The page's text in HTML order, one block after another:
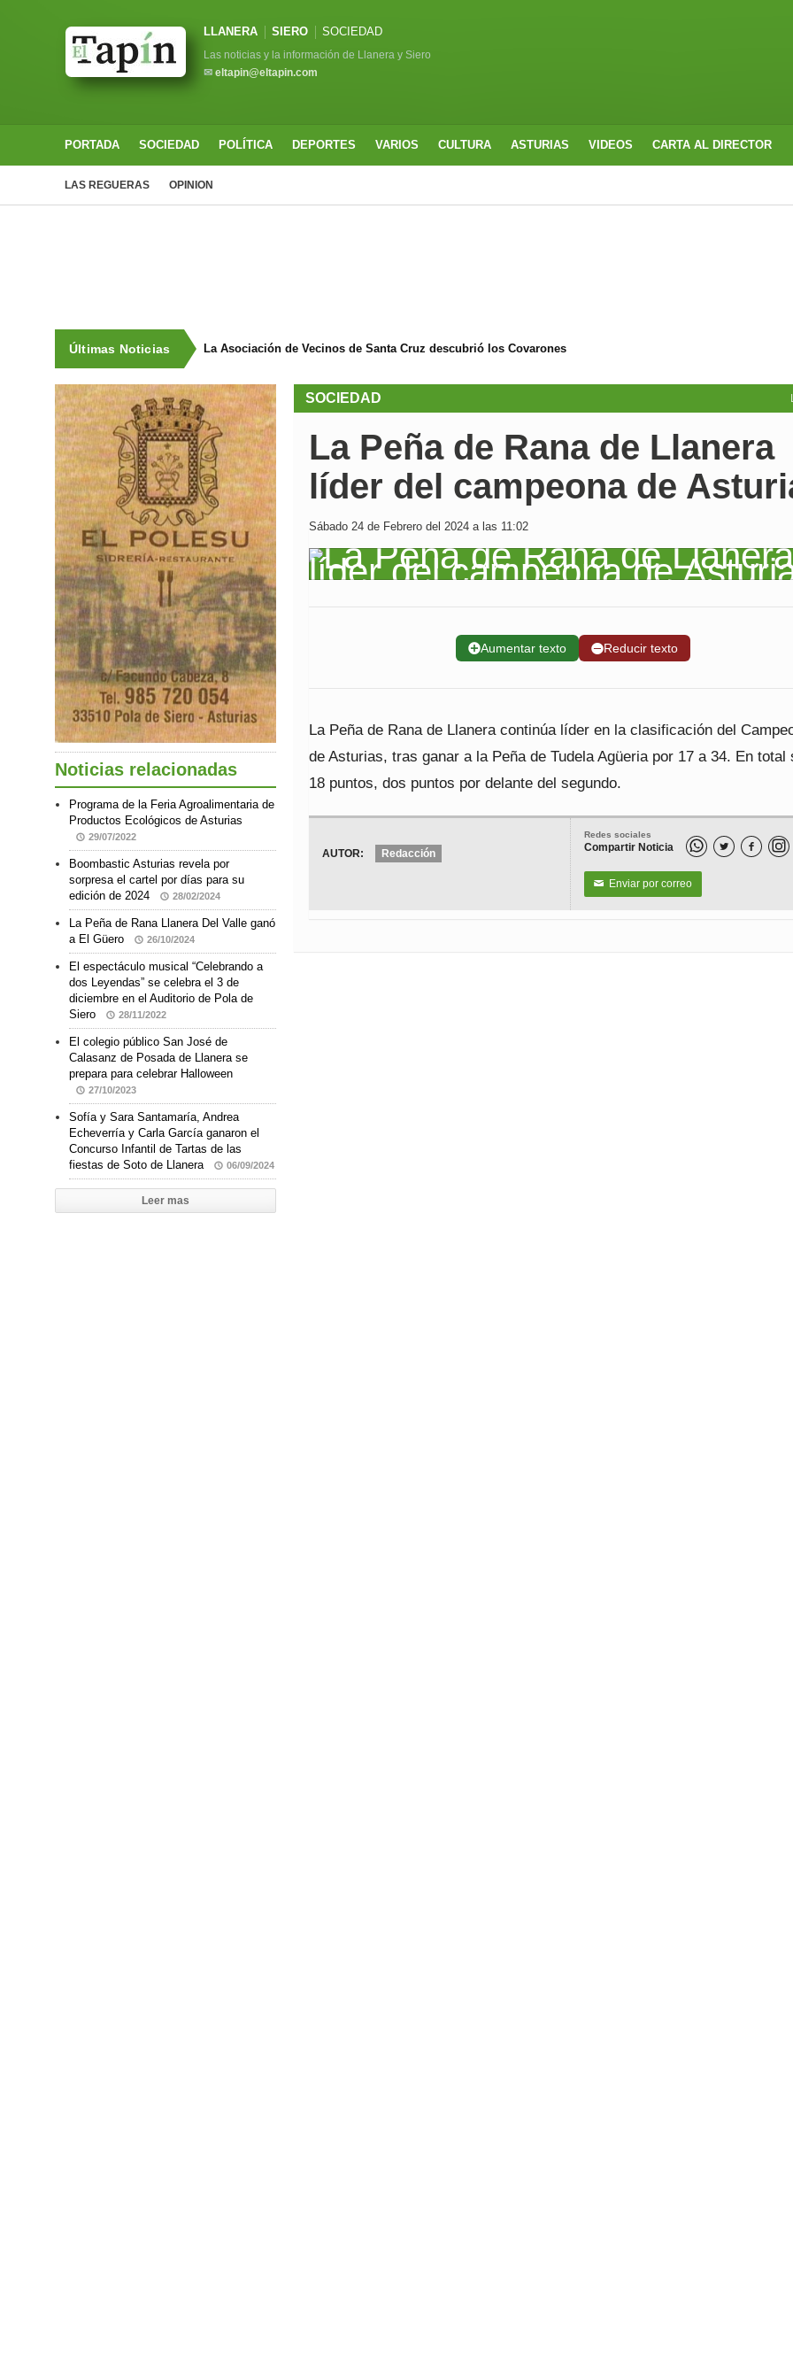
LLANERA SIERO SOCIEDAD
Las noticias y la información de Llanera y Siero
✉ eltapin@eltapin.com
PORTADA SOCIEDAD POLÍTICA DEPORTES VARIOS CULTURA ASTURIAS VIDEOS CARTA AL DIRECTOR
LAS REGUERAS OPINION
Últimas Noticias La Asociación de Vecinos de Santa Cruz descubrió los Covarones
SOCIEDAD
La Peña de Rana de Llanera
líder del campeona de
Sábado 24 de Febrero del 2024 a las 11:02
➕Aumentar texto ➖Reducir texto
La Peña de Rana de Llanera continúa líder en la clasificación del
de Asturias, tras ganar a la Peña de Tudela Agüeria por 17 a 34. En total
18 puntos, dos puntos por delante del segundo.
Redes sociales
Compartir Noticia  
✉ Enviar por correo
AUTOR: Redacción
Noticias relacionadas
Programa de la Feria Agroalimentaria de
Productos Ecológicos de Asturias
29/07/2022
Boombastic Asturias revela por
sorpresa el cartel por días para su
edición de 2024
28/02/2024
La Peña de Rana Llanera Del Valle ganó
a El Güero
26/10/2024
El espectáculo musical “Celebrando a
dos Leyendas” se celebra el 3 de
diciembre en el Auditorio de Pola de
Siero
28/11/2022
El colegio público San José de
Calasanz de Posada de Llanera se
prepara para celebrar Halloween
27/10/2023
Sofía y Sara Santamaría, Andrea
Echeverría y Carla García ganaron el
Concurso Infantil de Tartas de las
fiestas de Soto de Llanera
06/09/2024
Leer mas